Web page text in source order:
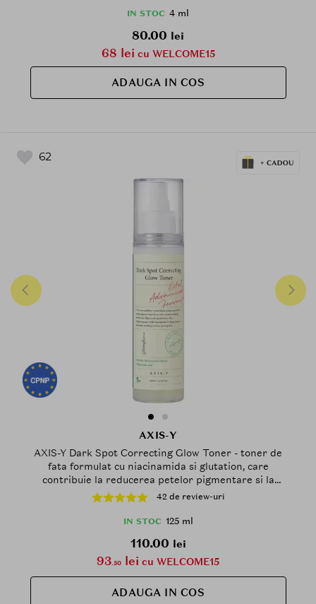
IN STOC 4 ml
80.00 lei
68 lei cu WELCOME15
ADAUGA IN COS
62
AXIS-Y
AXIS-Y Dark Spot Correcting Glow Toner - toner de
fata formulat cu niacinamida si glutation, care
contribuie la reducerea petelor pigmentare si la
uniformizarea nuantei pielii - 125 ml
42 de review-uri
IN STOC 125 ml
110.00 lei
93.50 lei cu WELCOME15
ADAUGA IN COS